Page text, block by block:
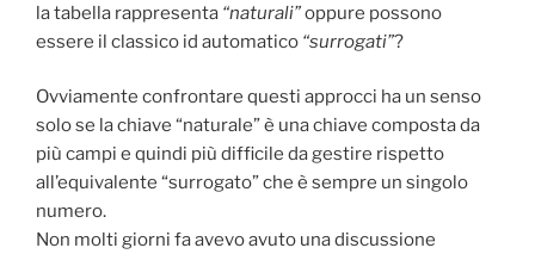
la tabella rappresenta “naturali”oppure possono
essere il classico id automatico “surrogati”?
Ovviamente confrontare questi approcci ha un senso
solo se la chiave “naturale” è una chiave composta da
più campi e quindi più difficile da gestire rispetto
all’equivalente “surrogato” che è sempre un singolo
numero.
Non molti giorni fa avevo avuto una discussione